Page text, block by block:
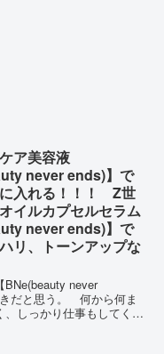
ア美容液
never ends)】で
入れる！！！ Z世
イルカプセルセラム
never ends)】で
リ、トーンアップな
BNe(beauty never
だと思う。 何から何ま
しっかり仕事もしてくれ